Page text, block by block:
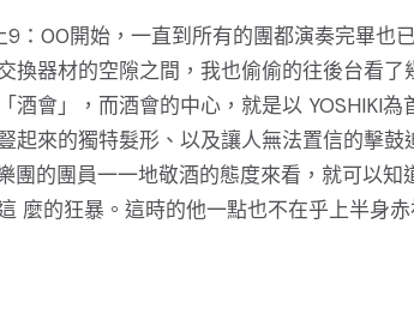
：00開始，一直到所有的團都演奏完畢也
器材的空隙之間，我也偷偷的往後台看了
會」，而酒會的中心，就是以 YOSHIKI為
起來的獨特髮形、以及讓人無法置信的擊鼓
團的團員一一地敬酒的態度來看，就可以知
麼的狂暴。這時的他一點也不在乎上半身